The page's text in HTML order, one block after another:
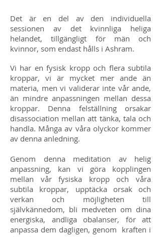
Det är en del av den individuella
sessionen av det kvinnliga heliga
helandet, tillgängligt för män och
kvinnor, som endast hålls i Ashram.
Vi har en fysisk kropp och flera subtila
kroppar, vi är mycket mer ande än
materia, men vi validerar inte vår ande,
än mindre anpassningen mellan dessa
kroppar. Denna felställning orsakar
disassociation mellan att tänka, tala och
handla. Många av våra olyckor kommer
av denna anledning.
Genom denna meditation av helig
anpassning, kan vi göra kopplingen
mellan vår fysiska kropp och våra
subtila kroppar, upptäcka orsak och
verkan och möjligheten till
självkännedom, bli medveten om dina
energiska, andliga obalanser, för att
anpassa dem dagligen, genom kraften i